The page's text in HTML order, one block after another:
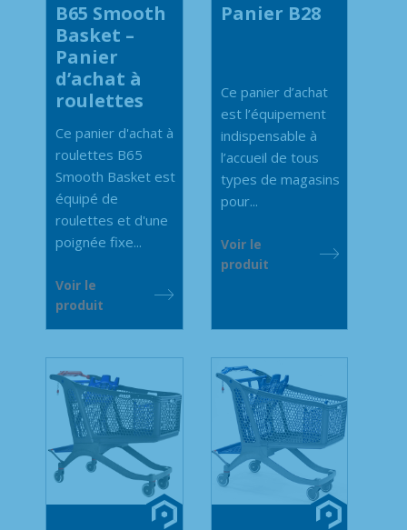
B65 Smooth
Basket –
Panier
d’achat à
roulettes
Ce panier d'achat à
roulettes B65
Smooth Basket est
équipé de
roulettes et d'une
poignée fixe...
Voir le
produit
Panier B28
Ce panier d’achat
est l’équipement
indispensable à
l’accueil de tous
types de magasins
pour...
Voir le
produit